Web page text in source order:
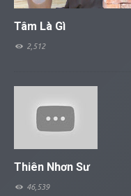
Tâm Là Gì
2,512
Thiên Nhơn Sư
46,539